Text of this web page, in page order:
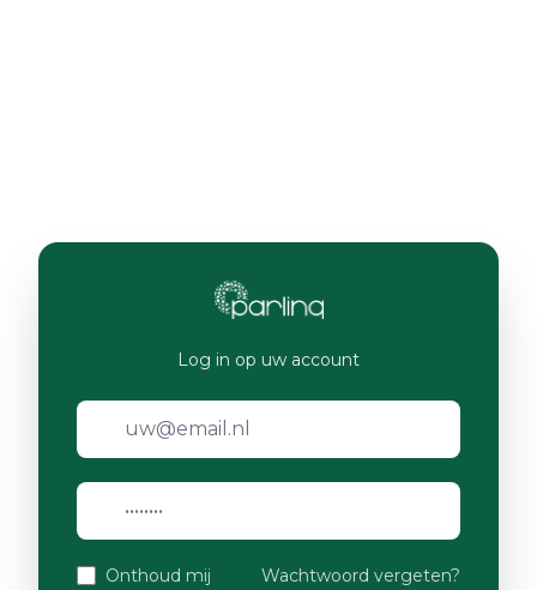
Log in op uw account
Onthoud mij Wachtwoord vergeten?